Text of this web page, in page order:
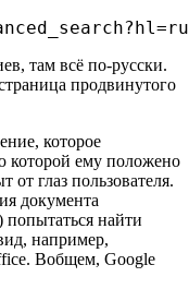
там всё по-русски.
продвинутого
которое
которой ему положено
глаз пользователя.
документа
найти
например,
Вобщем, Google